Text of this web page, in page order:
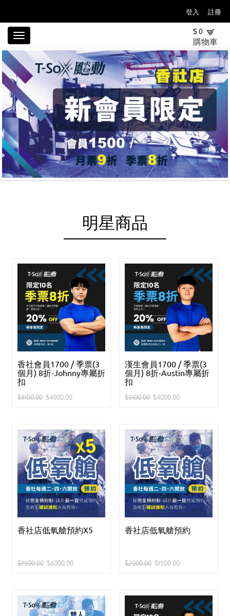
登入 註冊
Toggle
navigation
$0
購物車
明星商品
香社會員1700 / 季票(3
個月) 8折-Johnny專屬折
扣
$5100.00 $4000.00
漢生會員1700 / 季票(3
個月) 8折-Austin專屬折
扣
$5100.00 $4000.00
香社店低氧艙預約X5
$7500.00 $6000.00
香社店低氧艙預約
$2000.00 $1500.00